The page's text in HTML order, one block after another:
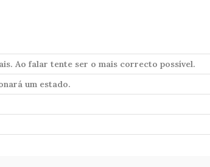
Ao falar tente ser o mais correcto possível.
um estado.